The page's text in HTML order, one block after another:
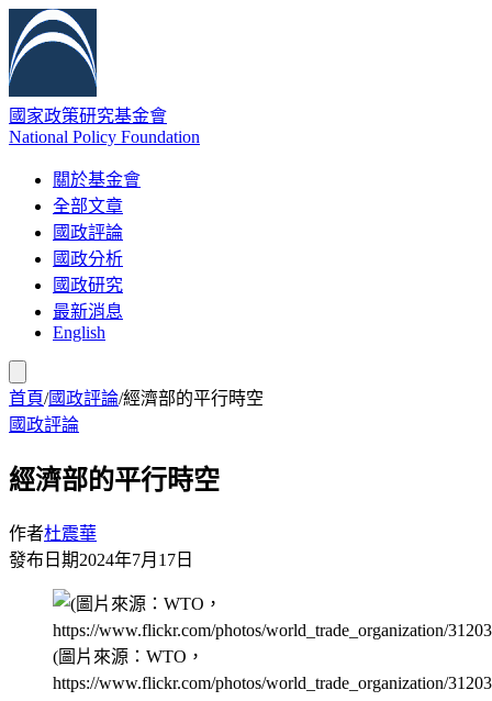
國家政策研究基金會
National Policy Foundation
關於基金會
全部文章
國政評論
國政分析
國政研究
最新消息
English
首頁/國政評論/經濟部的平行時空
國政評論
經濟部的平行時空
作者杜震華
發布日期2024年7月17日
(圖片來源：WTO，
https://www.flickr.com/photos/world_trade_organization/